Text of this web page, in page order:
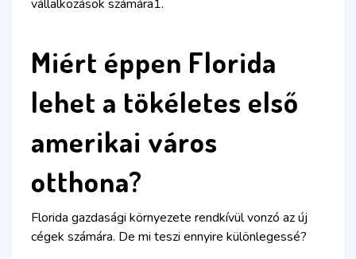
vállalkozások számára1.
Miért éppen Florida
lehet a tökéletes első
amerikai város
otthona?
Florida gazdasági környezete rendkívül vonzó az új
cégek számára. De mi teszi ennyire különlegessé?